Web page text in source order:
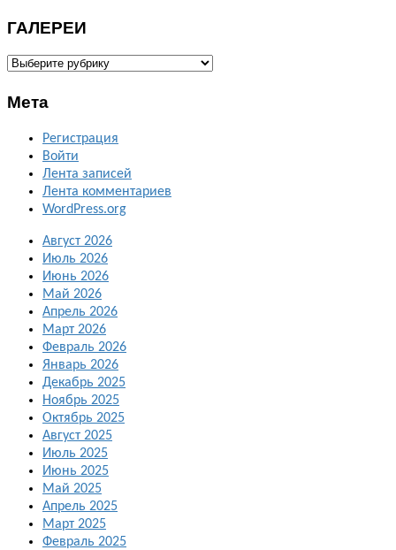
ГАЛЕРЕИ
ГАЛЕРЕИ
Мета
Регистрация
Войти
Лента записей
Лента комментариев
WordPress.org
Август 2026
Июль 2026
Июнь 2026
Май 2026
Апрель 2026
Март 2026
Февраль 2026
Январь 2026
Декабрь 2025
Ноябрь 2025
Октябрь 2025
Август 2025
Июль 2025
Июнь 2025
Май 2025
Апрель 2025
Март 2025
Февраль 2025